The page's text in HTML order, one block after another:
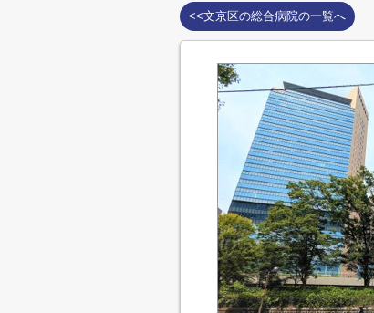
<<文京区の総合病院の一覧へ